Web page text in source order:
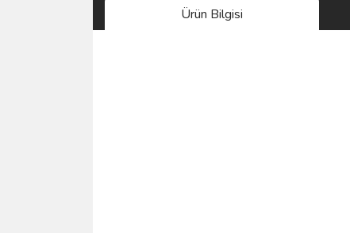
Ürün Bilgisi